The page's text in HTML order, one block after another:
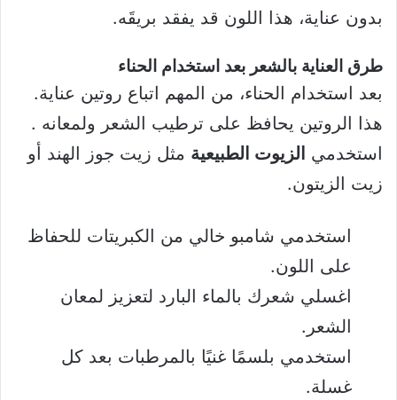
بدون عناية، هذا اللون قد يفقد بريقَه.
طرق العناية بالشعر بعد استخدام الحناء
بعد استخدام الحناء، من المهم اتباع روتين عناية.
هذا الروتين يحافظ على ترطيب الشعر ولمعانه .
استخدمي الزيوت الطبيعية مثل زيت جوز الهند أو
زيت الزيتون.
استخدمي شامبو خالي من الكبريتات للحفاظ
على اللون.
اغسلي شعرك بالماء البارد لتعزيز لمعان
الشعر.
استخدمي بلسمًا غنيًا بالمرطبات بعد كل
غسلة.